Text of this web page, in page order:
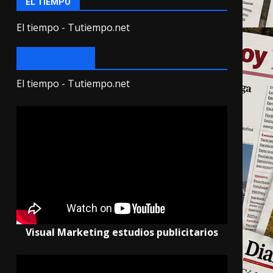
EL TIEMPO
El tiempo - Tutiempo.net
El tiempo - Tutiempo.net
Visual Marketing estudios publicitarios